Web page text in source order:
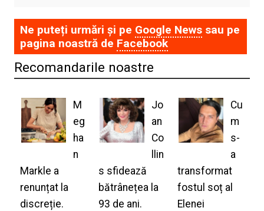
Ne puteți urmări și pe Google Newssau pe
pagina noastră de Facebook
Recomandarile noastre
M
eg
ha
n
Markle a
renunțat la
discreție.
Jo
an
Co
llin
s sfidează
bătrânețea la
93 de ani.
Cu
m
s-
a
transformat
fostul soț al
Elenei